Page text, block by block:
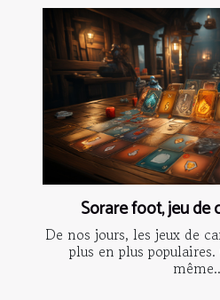
Sorare foot, jeu de
De nos jours, les jeux de
plus en plus